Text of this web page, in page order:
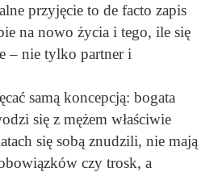
przyjęcie to de facto zapis
na nowo życia i tego, ile się
– nie tylko partner i
samą koncepcją: bogata
się z mężem właściwie
się sobą znudzili, nie mają
czy trosk, a